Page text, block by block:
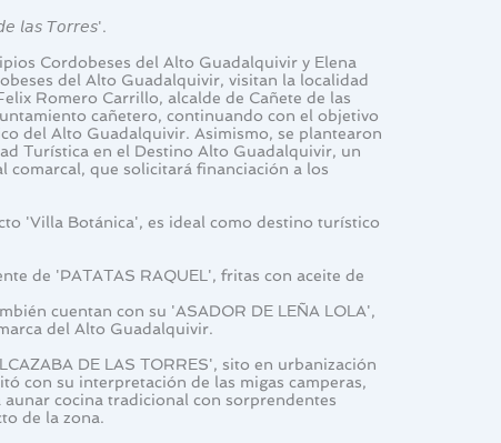
𝘭𝘢𝘴 𝘛𝘰𝘳𝘳𝘦𝘴'.
Cordobeses del Alto Guadalquivir y Elena
del Alto Guadalquivir, visitan la localidad
Romero Carrillo, alcalde de Cañete de las
cañetero, continuando con el objetivo
del Alto Guadalquivir. Asimismo, se plantearon
Turística en el Destino Alto Guadalquivir, un
que solicitará financiación a los
'Villa Botánica', es ideal como destino turístico
de 'PATATAS RAQUEL', fritas con aceite de
cuentan con su 'ASADOR DE LEÑA LOLA',
del Alto Guadalquivir.
DE LAS TORRES', sito en urbanización
con su interpretación de las migas camperas,
cocina tradicional con sorprendentes
de la zona.